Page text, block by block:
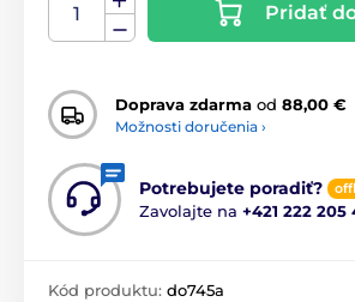
Pridať
Doprava zdarma od 88,00 €
Možnosti doručenia ›
Potrebujete poradiť?
Zavolajte na +421 222 205
Kód produktu: do745a